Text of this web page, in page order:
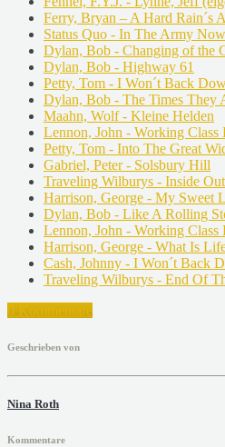
Ferry, Bryan – A Hard Rain´s
Status Quo - In The Army Now
Dylan, Bob - Changing of the
Dylan, Bob - Highway 61
Petty, Tom - I Won´t Back
Dylan, Bob - The Times They
Maahn, Wolf - Kleine Helden
Lennon, John - Working Class
Petty, Tom - Into The Great
Gabriel, Peter - Solsbury Hill
Traveling Wilburys - Inside Out
Harrison, George - My Sweet
Dylan, Bob - Like A Rolling
Lennon, John - Working Class
Harrison, George - What Is
Cash, Johnny - I Won´t Back
Traveling Wilburys - End Of
Geschrieben von
Nina Roth
Kommentare